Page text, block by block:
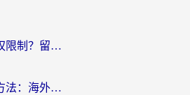
酷狗在海外用怎么版权限制？留学生亲测：3步解决听国内音乐难题
国外用微信加速器的方法：海外党无缝连接国内生活的实用指南